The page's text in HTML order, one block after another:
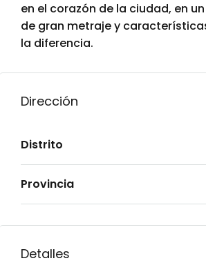
en el corazón de la ciudad, en
de gran metraje y
la diferencia.
Dirección
Distrito
Provincia
Detalles